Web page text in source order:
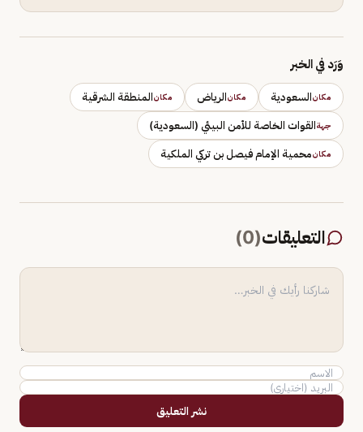
وَرَد في الخبر
مكانالسعودية مكانالرياض مكانالمنطقة الشرقية
جهةالقوات الخاصة للأمن البيئي (السعودية)
مكانمحمية الإمام فيصل بن تركي الملكية
التعليقات(
0
)
نشر التعليق